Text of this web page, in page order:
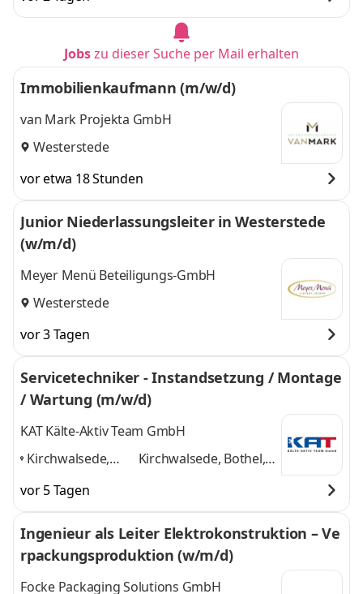
Jobszu dieser Suche per Mail erhalten
Immobilienkaufmann (m/w/d)
van Mark Projekta GmbH
Westerstede
vor etwa 18 Stunden
Junior Niederlassungsleiter in Westerstede
(w/m/d)
Meyer Menü Beteiligungs-GmbH
Westerstede
vor 3 Tagen
Servicetechniker - Instandsetzung / Montage
/ Wartung (m/w/d)
KAT Kälte-Aktiv Team GmbH
Kirchwalsede,
Westerstede,
Berlin, Seevetal,
Kirchwalsede, Bothel,
vor 5 Tagen
Ingenieur als Leiter Elektrokonstruktion – Ve
rpackungsproduktion (w/m/d)
Focke Packaging Solutions GmbH